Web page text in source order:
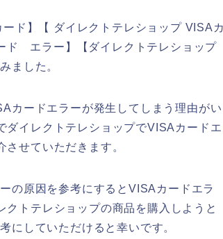
ド】【 ダイレクトテレショップ VISAカ
ド エラー】【ダイレクトテレショップ
ました。
カードエラーが発生してしまう理由がい
ダイレクトテレショップでVISAカードエ
せていただきます。
の原因を参考にするとVISAカードエラ
トテレショップの商品を購入しようと
にしていただけると幸いです。